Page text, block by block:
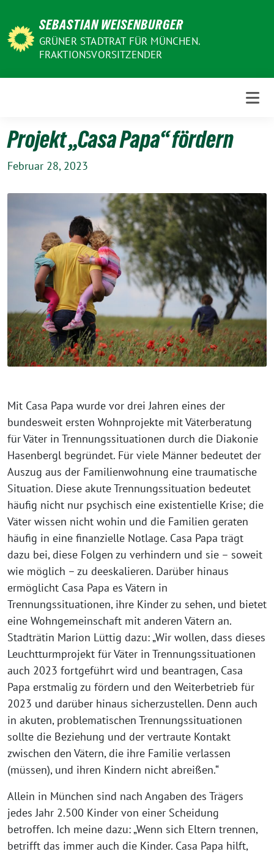
zum
Inhalt
SEBASTIAN WEISENBURGER
GRÜNER STADTRAT FÜR MÜNCHEN.
FRAKTIONSVORSITZENDER
Projekt „Casa Papa“ fördern
Februar 28, 2023
Mit Casa Papa wurde vor drei Jahren eines der
bundesweit ersten Wohnprojekte mit Väterberatung
für Väter in Trennungssituationen durch die Diakonie
Hasenbergl begründet. Für viele Männer bedeutet der
Auszug aus der Familienwohnung eine traumatische
Situation. Diese akute Trennungssituation bedeutet
häufig nicht nur psychisch eine existentielle Krise; die
Väter wissen nicht wohin und die Familien geraten
häufig in eine finanzielle Notlage. Casa Papa trägt
dazu bei, diese Folgen zu verhindern und sie – soweit
wie möglich – zu deeskalieren. Darüber hinaus
ermöglicht Casa Papa es Vätern in
Trennungssituationen, ihre Kinder zu sehen, und bietet
eine Wohngemeinschaft mit anderen Vätern an.
Stadträtin Marion Lüttig dazu: „Wir wollen, dass dieses
Leuchtturmprojekt für Väter in Trennungssituationen
auch 2023 fortgeführt wird und beantragen, Casa
Papa erstmalig zu fördern und den Weiterbetrieb für
2023 und darüber hinaus sicherzustellen. Denn auch
in akuten, problematischen Trennungssituationen
sollte die Beziehung und der vertraute Kontakt
zwischen den Vätern, die ihre Familie verlassen
(müssen), und ihren Kindern nicht abreißen.“
Allein in München sind nach Angaben des Trägers
jedes Jahr 2.500 Kinder von einer Scheidung
betroffen. Ich meine dazu: „Wenn sich Eltern trennen,
betrifft das immer auch die Kinder. Casa Papa hilft,